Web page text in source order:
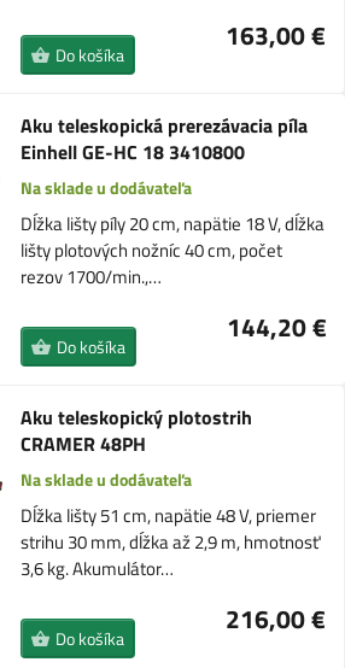
163,00 €
Do košíka
Aku teleskopická prerezávacia píla
Einhell GE-HC 18 3410800
Na sklade u dodávateľa
Dĺžka lišty píly 20 cm, napätie 18 V, dĺžka
lišty plotových nožníc 40 cm, počet
rezov 1700/min.,…
144,20 €
Do košíka
Aku teleskopický plotostrih
CRAMER 48PH
Na sklade u dodávateľa
Dĺžka lišty 51 cm, napätie 48 V, priemer
strihu 30 mm, dĺžka až 2,9 m, hmotnosť
3,6 kg. Akumulátor…
216,00 €
Do košíka